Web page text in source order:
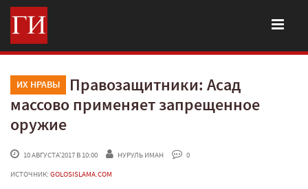
ИХ НРАВЫ
Правозащитники: Асад
массово применяет запрещенное
оружие
10 АВГУСТА'2017 В 10:00 НУРУЛЬ ИМАН
0
ИСТОЧНИК: GOLOSISLAMA.COM